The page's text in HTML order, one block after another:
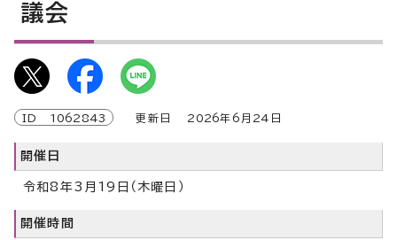
議会
ID 1062843 更新日 2026年6月 24 日
開催日
令和8年3月19日（木曜日）
開催時間